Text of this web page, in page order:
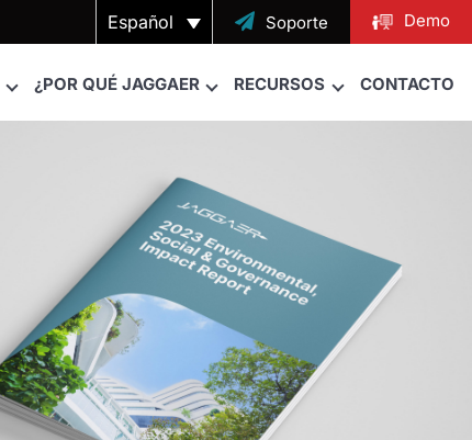
Español  Soporte Demo
¿POR QUÉ JAGGAER RECURSOS CONTACTO